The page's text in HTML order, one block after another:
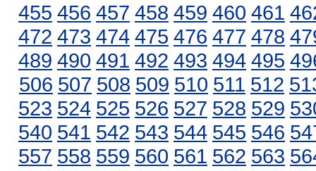
455 456 457 458 459 460 461
472 473 474 475 476 477 478
489 490 491 492 493 494 495
506 507 508 509 510 511 512
523 524 525 526 527 528 529
540 541 542 543 544 545 546
557 558 559 560 561 562 563